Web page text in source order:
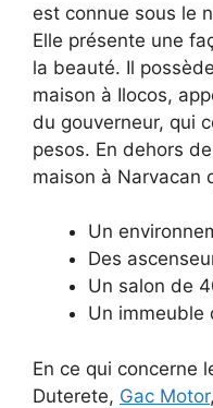
est connue sous le
Elle présente une
la beauté. Il
maison à Ilocos,
du gouverneur, qui
pesos. En dehors
maison à Narvacan
Un
Des
Un salon de
Un immeuble
En ce qui concerne
Duterete, Gac Motor